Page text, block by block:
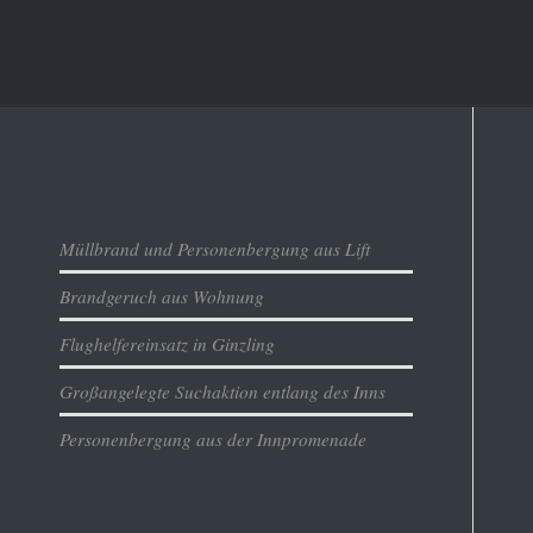
Müllbrand und Personenbergung aus Lift
Brandgeruch aus Wohnung
Flughelfereinsatz in Ginzling
Großangelegte Suchaktion entlang des Inns
Personenbergung aus der Innpromenade